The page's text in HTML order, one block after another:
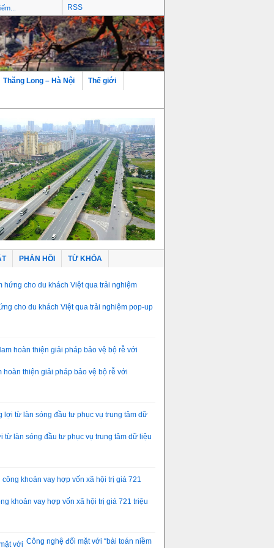
RSS
Thăng Long – Hà Nội Thế giới
PHẢN HỒI TỪ KHÓA
cho du khách Việt qua trải nghiệm pop-up
hoàn thiện giải pháp bảo vệ bộ rễ với
từ làn sóng đầu tư phục vụ trung tâm dữ liệu
khoản vay hợp vốn xã hội trị giá 721 triệu
Công nghệ đối mặt với “bài toán niềm